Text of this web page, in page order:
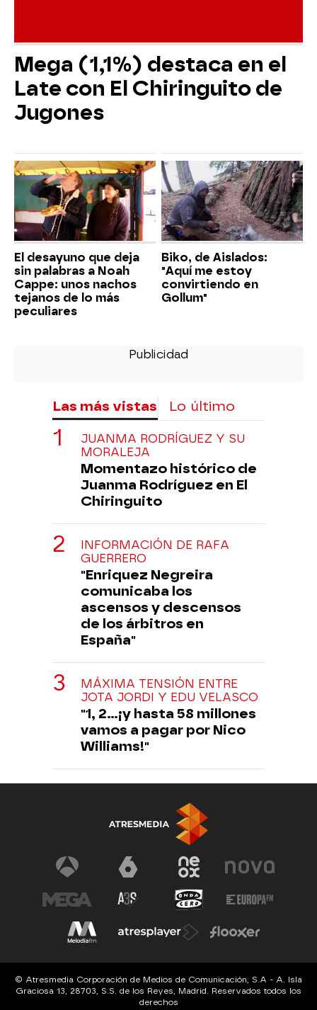
Mega (1,1%) destaca en el
Late con El Chiringuito de
Jugones
El desayuno que deja
sin palabras a Noah
Cappe: unos nachos
tejanos de lo más
peculiares
Biko, de Aislados:
"Aquí me estoy
convirtiendo en
Gollum"
Las más vistas Lo último
JUANMA RODRÍGUEZ Y SU
MORALEJA
Momentazo histórico de
Juanma Rodríguez en El
Chiringuito
INFORMACIÓN DE RAFA
GUERRERO
"Enriquez Negreira
comunicaba los
ascensos y descensos
de los árbitros en
España"
MÁXIMA TENSIÓN ENTRE
JOTA JORDI Y EDU VELASCO
"1, 2...¡y hasta 58 millones
vamos a pagar por Nico
Williams!"
© Atresmedia Corporación de Medios de Comunicación, S.A - A. Isla
Graciosa 13, 28703, S.S. de los Reyes, Madrid. Reservados todos los
derechos